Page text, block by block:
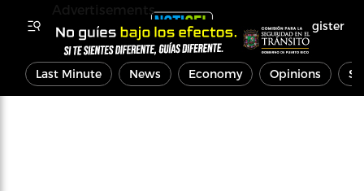
Register
Last Minute News Economy Opinions
Advertisements